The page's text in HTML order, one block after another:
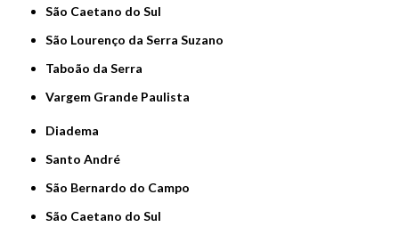
São Caetano do Sul
São Lourenço da Serra Suzano
Taboão da Serra
Vargem Grande Paulista
Diadema
Santo André
São Bernardo do Campo
São Caetano do Sul